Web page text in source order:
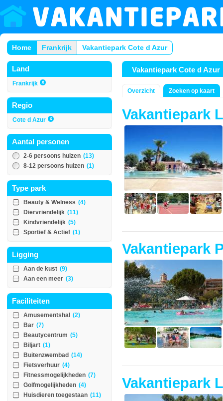
Home Frankrijk Vakantiepark Cote d Azur
Land
Frankrijk
Regio
Cote d Azur
Aantal personen
2-6 persoons huizen (13)
8-12 persoons huizen (1)
Type park
Beauty & Welness (4)
Diervriendelijk (11)
Kindvriendelijk (5)
Sportief & Actief (1)
Ligging
Aan de kust (9)
Aan een meer (3)
Faciliteiten
Amusementshal (2)
Bar (7)
Beautycentrum (5)
Biljart (1)
Buitenzwembad (14)
Fietsverhuur (4)
Fitnessmogelijkheden (7)
Golfmogelijkheden (4)
Huisdieren toegestaan (11)
Vakantiepark Cote d Azur
Overzicht Zoeken op kaart
Vakantiepark
Vakantiepark
Vakantiepark